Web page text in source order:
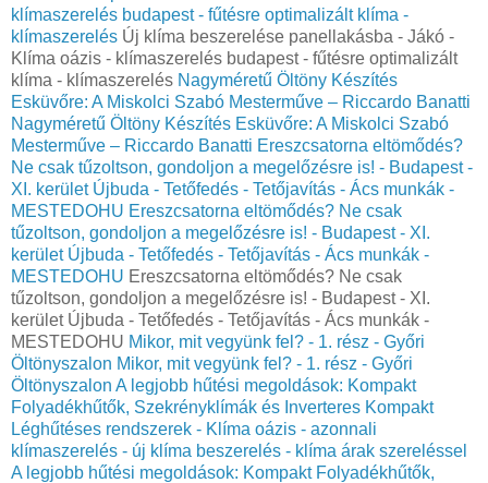
klímaszerelés budapest - fűtésre optimalizált klíma -
klímaszerelés Új klíma beszerelése panellakásba - Jákó -
Klíma oázis - klímaszerelés budapest - fűtésre optimalizált
klíma - klímaszerelés Nagyméretű Öltöny Készítés
Esküvőre: A Miskolci Szabó Mesterműve – Riccardo Banatti
Nagyméretű Öltöny Készítés Esküvőre: A Miskolci Szabó
Mesterműve – Riccardo Banatti Ereszcsatorna eltömődés?
Ne csak tűzoltson, gondoljon a megelőzésre is! - Budapest -
XI. kerület Újbuda - Tetőfedés - Tetőjavítás - Ács munkák -
MESTEDOHU Ereszcsatorna eltömődés? Ne csak
tűzoltson, gondoljon a megelőzésre is! - Budapest - XI.
kerület Újbuda - Tetőfedés - Tetőjavítás - Ács munkák -
MESTEDOHU Ereszcsatorna eltömődés? Ne csak
tűzoltson, gondoljon a megelőzésre is! - Budapest - XI.
kerület Újbuda - Tetőfedés - Tetőjavítás - Ács munkák -
MESTEDOHU Mikor, mit vegyünk fel? - 1. rész - Győri
Öltönyszalon Mikor, mit vegyünk fel? - 1. rész - Győri
Öltönyszalon A legjobb hűtési megoldások: Kompakt
Folyadékhűtők, Szekrényklímák és Inverteres Kompakt
Léghűtéses rendszerek - Klíma oázis - azonnali
klímaszerelés - új klíma beszerelés - klíma árak szereléssel
A legjobb hűtési megoldások: Kompakt Folyadékhűtők,